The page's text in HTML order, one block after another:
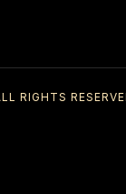
RIGHTS